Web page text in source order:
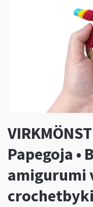
Papegoja •
amigurumi